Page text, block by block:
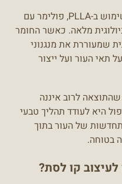
כדי להגיע לתוצאה הרצויה נעשה שימוש ב-PLLA, פולימר עם
מלאה. כאשר החומר
שמעוררת את מנגנוני
תאי העור ועל ייצור
לרוב איננה
היא לעודד תהליך טבעי
של העור בתוך
בטוחה.
קו לסת?